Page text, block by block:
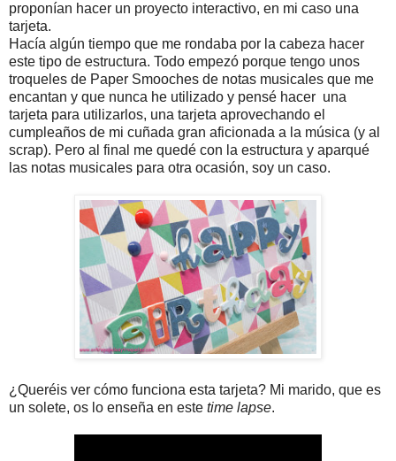
proponían hacer un proyecto interactivo, en mi caso una
tarjeta.
Hacía algún tiempo que me rondaba por la cabeza hacer
este tipo de estructura. Todo empezó porque tengo unos
troqueles de Paper Smooches de notas musicales que me
encantan y que nunca he utilizado y pensé hacer una
tarjeta para utilizarlos, una tarjeta aprovechando el
cumpleaños de mi cuñada gran aficionada a la música (y al
scrap). Pero al final me quedé con la estructura y aparqué
las notas musicales para otra ocasión, soy un caso.
¿Queréis ver cómo funciona esta tarjeta? Mi marido, que es
un solete, os lo enseña en este time lapse.